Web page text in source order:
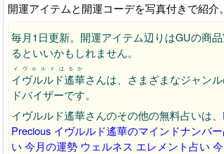
開運アイテムと開運コーデを写真付きで紹介。
毎月1日更新。開運アイテム辺りはGUの商
るといいかもしれません。
イヴルルド遙華
イヴルルドはるか
さんは、さまざまなジャン
ドバイザーです。
イヴルルド遙華さんのその他の無料占いは、
Precious イヴルルド遙華のマインドナンバ
い 今月の運勢 ウェルネス エレメント占い